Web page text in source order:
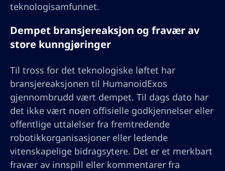
teknologisamfunnet.
Dempet bransjereaksjon og fravær av
store kunngjøringer
Til tross for det teknologiske løftet har
bransjereaksjonen til HumanoidExos
gjennombrudd vært dempet. Til dags dato har
det ikke vært noen offisielle godkjennelser eller
offentlige uttalelser fra fremtredende
robotikkorganisasjoner eller ledende
vitenskapelige bidragsytere. Det er et merkbart
fravær av innspill eller kommentarer fra